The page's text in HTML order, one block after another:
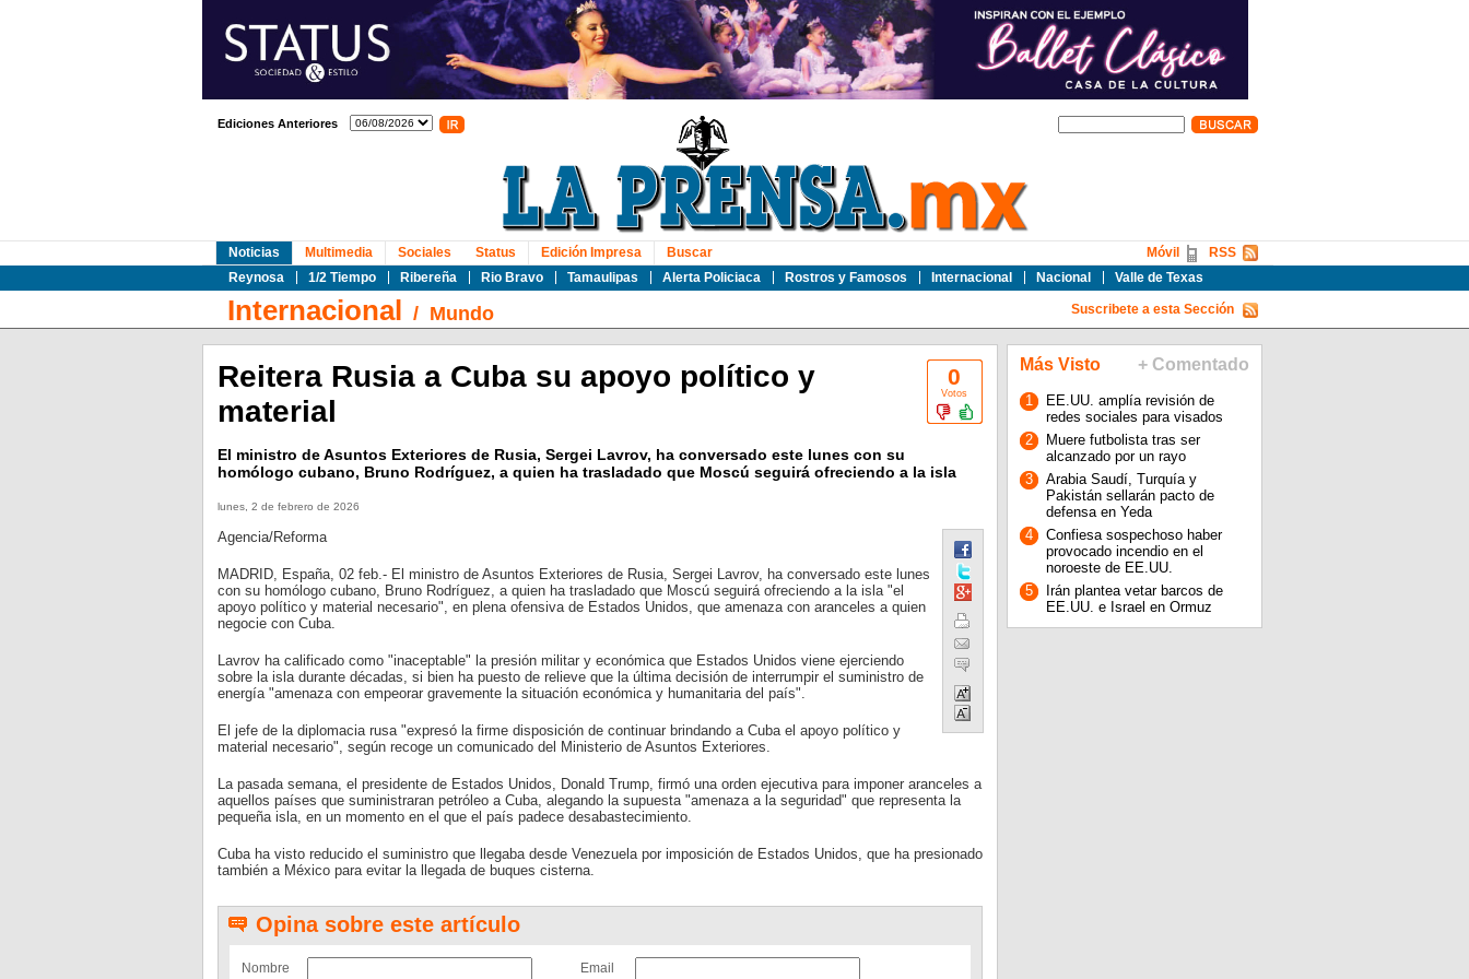
Ediciones Anteriores
Noticias
Reynosa
1/2 Tiempo Ribereña Rio Bravo Tamaulipas Alerta Policiaca Rostros y Famosos Internacional Nacional Valle de Texas
Multimedia Sociales Status Edición Impresa Buscar RSS
Móvil
Internacional / Mundo Suscribete a esta Sección
0
Votos
Reitera Rusia a Cuba su apoyo político y
material
El ministro de Asuntos Exteriores de Rusia, Sergei Lavrov, ha conversado este lunes con su
homólogo cubano, Bruno Rodríguez, a quien ha trasladado que Moscú seguirá ofreciendo a la isla
lunes, 2 de febrero de 2026
Agencia/Reforma
MADRID, España, 02 feb.- El ministro de Asuntos Exteriores de Rusia, Sergei Lavrov, ha conversado este lunes
con su homólogo cubano, Bruno Rodríguez, a quien ha trasladado que Moscú seguirá ofreciendo a la isla "el
apoyo político y material necesario", en plena ofensiva de Estados Unidos, que amenaza con aranceles a quien
negocie con Cuba.
Lavrov ha calificado como "inaceptable" la presión militar y económica que Estados Unidos viene ejerciendo
sobre la isla durante décadas, si bien ha puesto de relieve que la última decisión de interrumpir el suministro de
energía "amenaza con empeorar gravemente la situación económica y humanitaria del país".
El jefe de la diplomacia rusa "expresó la firme disposición de continuar brindando a Cuba el apoyo político y
material necesario", según recoge un comunicado del Ministerio de Asuntos Exteriores.
La pasada semana, el presidente de Estados Unidos, Donald Trump, firmó una orden ejecutiva para imponer aranceles a
aquellos países que suministraran petróleo a Cuba, alegando la supuesta "amenaza a la seguridad" que representa la
pequeña isla, en un momento en el que el país padece desabastecimiento.
Cuba ha visto reducido el suministro que llegaba desde Venezuela por imposición de Estados Unidos, que ha presionado
también a México para evitar la llegada de buques cisterna.
Opina sobre este artículo
Nombre Email
Más Visto + Comentado
1
EE.UU. amplía revisión de
redes sociales para visados
2
Muere futbolista tras ser
alcanzado por un rayo
3
Arabia Saudí, Turquía y
Pakistán sellarán pacto de
defensa en Yeda
4
Confiesa sospechoso haber
provocado incendio en el
noroeste de EE.UU.
5
Irán plantea vetar barcos de
EE.UU. e Israel en Ormuz